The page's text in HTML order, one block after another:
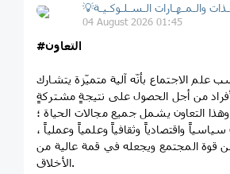
04 August 2026 01:45
#التعاون
علم الاجتماع بأنّه آلية متميّزة يتشارك
من أجل الحصول على نتيجةٍ مشتركةٍ
وهذا التعاون يشمل جميع مجالات الحياة ؛
واقتصادياً وثقافياً وعلمياً وعملياً ،
قوة المجتمع ويجعله في قمة عالية من
الأخلاق.